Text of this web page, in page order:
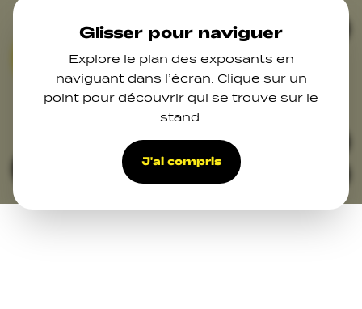
Skip to main content
Glisser pour naviguer
Explore le plan des exposants en
naviguant dans l’écran. Clique sur un
point pour découvrir qui se trouve sur le
stand.
J'ai compris
33